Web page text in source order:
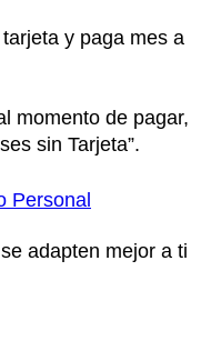
Personal
y paga mes a
momento de pagar,
sin Tarjeta”.
adapten mejor a ti